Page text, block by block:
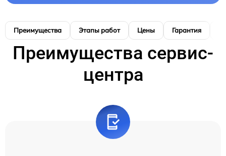
Преимущества Этапы работ Цены Гарантия
Преимущества сервис-
центра